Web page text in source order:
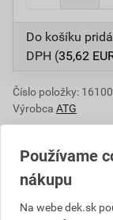
Do košíku
DPH (35,62
Číslo položky:
Výrobca ATG
Popis
Používame
nákupu
Na webe dek.sk